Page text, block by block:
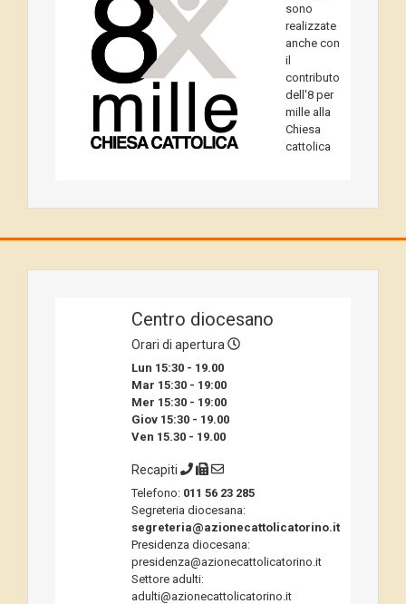
sono
realizzate
anche con
il
contributo
dell'8 per
mille alla
Chiesa
cattolica
Centro diocesano
Orari di apertura
Lun 15:30 - 19.00
Mar 15:30 - 19:00
Mer 15:30 - 19:00
Giov 15:30 - 19.00
Ven 15.30 - 19.00
Recapiti
Telefono: 011 56 23 285
Segreteria diocesana:
segreteria@azionecattolicatorino.it
Presidenza diocesana:
presidenza@azionecattolicatorino.it
Settore adulti:
adulti@azionecattolicatorino.it